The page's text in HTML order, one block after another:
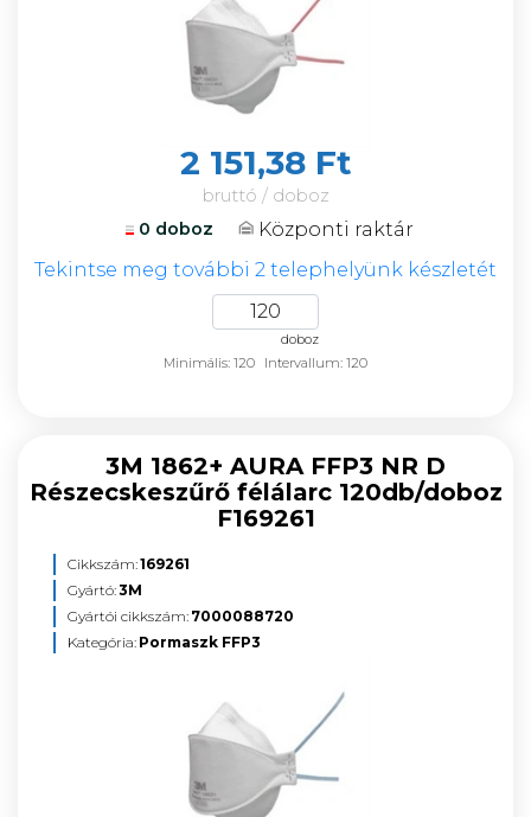
2 151,38 Ft
bruttó / doboz
0 doboz
Központi raktár
Tekintse meg további 2 telephelyünk készletét
doboz
Minimális: 120
Intervallum: 120
3M 1862+ AURA FFP3 NR D
Részecskeszűrő félálarc 120db/doboz
F169261
Cikkszám:169261
Gyártó:3M
Gyártói cikkszám: 7000088720
Kategória: Pormaszk FFP3